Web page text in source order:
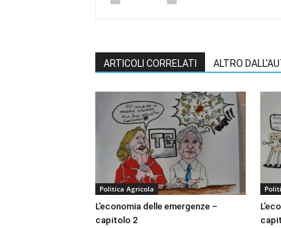
ARTICOLI CORRELATI ALTRO
Politica Agricola
L’economia delle emergenze –
capitolo 2